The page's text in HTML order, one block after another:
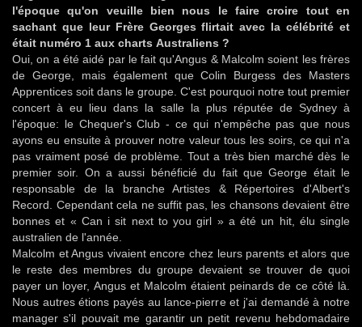
l'époque qu'on veuille bien nous le faire croire tout en
sachant que leur Frère Georges flirtait avec la célébrité et
était numéro 1 aux charts Australiens ?
Oui, on a été aidé par le fait qu'Angus & Malcolm soient les frères
de George, mais également que Colin Burgess des Masters
Apprentices soit dans le groupe. C'est pourquoi notre tout premier
concert à eu lieu dans la salle la plus réputée de Sydney à
l'époque: le Chequer's Club - ce qui n'empêche pas que nous
ayons eu ensuite à prouver notre valeur tous les soirs, ce qui n'a
pas vraiment posé de problème. Tout a très bien marché dès le
premier soir. On a aussi bénéficié du fait que George était le
responsable de la branche Artistes & Répertoires d'Albert's
Record. Cependant cela ne suffit pas, les chansons devaient être
bonnes et « Can i sit next to you girl » a été un hit, élu single
australien de l'année.
Malcolm et Angus vivaient encore chez leurs parents et alors que
le reste des membres du groupe devaient se trouver de quoi
payer un loyer, Angus et Malcolm étaient peinards de ce côté là.
Nous autres étions payés au lance-pierre et j'ai demandé à notre
manager s'il pouvait me garantir un petit revenu hebdomadaire